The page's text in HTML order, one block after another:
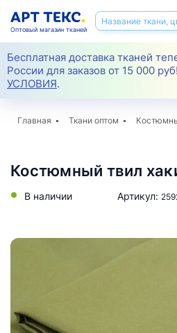
Бесплатная доставка тканей
России для заказов от 15 000 руб!
УСЛОВИЯ.
Оптовый магазин тканей
Главная Ткани оптом
Костюмный твил
В наличии Артикул: